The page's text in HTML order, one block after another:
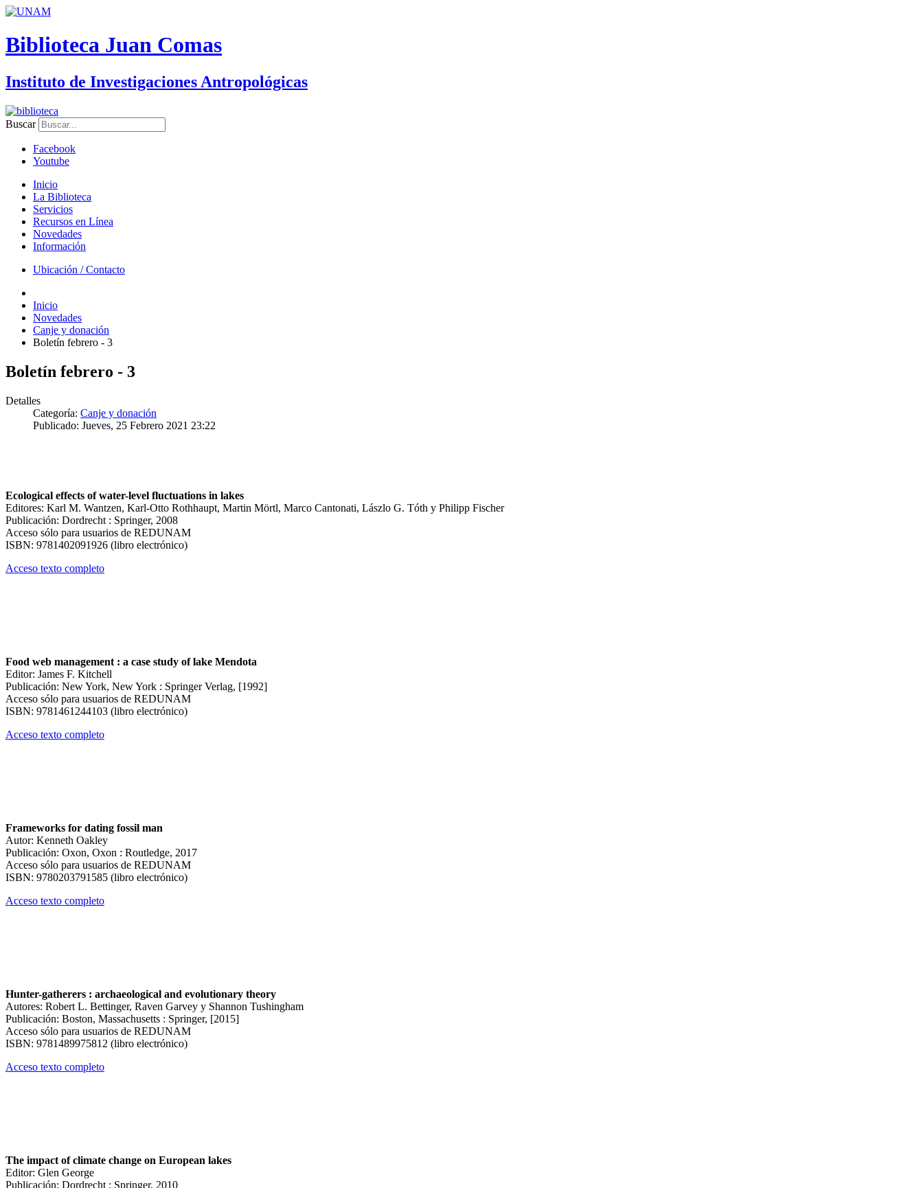
Biblioteca Juan Comas
Instituto de Investigaciones Antropológicas
Buscar
Facebook
Youtube
Inicio
La Biblioteca
Servicios
Recursos en Línea
Novedades
Información
Ubicación / Contacto
Inicio
Novedades
Canje y donación
Boletín febrero - 3
Boletín febrero - 3
Detalles
Categoría: Canje y donación
Publicado: Jueves, 25 Febrero 2021 23:22
Ecological effects of water-level fluctuations in lakes
Editores: Karl M. Wantzen, Karl-Otto Rothhaupt, Martin Mörtl, Marco Cantonati, Lászlo G. Tóth y Philipp Fischer
Publicación: Dordrecht : Springer, 2008
Acceso sólo para usuarios de REDUNAM
ISBN: 9781402091926 (libro electrónico)
Acceso texto completo
Food web management : a case study of lake Mendota
Editor: James F. Kitchell
Publicación: New York, New York : Springer Verlag, [1992]
Acceso sólo para usuarios de REDUNAM
ISBN: 9781461244103 (libro electrónico)
Acceso texto completo
Frameworks for dating fossil man
Autor: Kenneth Oakley
Publicación: Oxon, Oxon : Routledge, 2017
Acceso sólo para usuarios de REDUNAM
ISBN: 9780203791585 (libro electrónico)
Acceso texto completo
Hunter-gatherers : archaeological and evolutionary theory
Autores: Robert L. Bettinger, Raven Garvey y Shannon Tushingham
Publicación: Boston, Massachusetts : Springer, [2015]
Acceso sólo para usuarios de REDUNAM
ISBN: 9781489975812 (libro electrónico)
Acceso texto completo
The impact of climate change on European lakes
Editor: Glen George
Publicación: Dordrecht : Springer, 2010